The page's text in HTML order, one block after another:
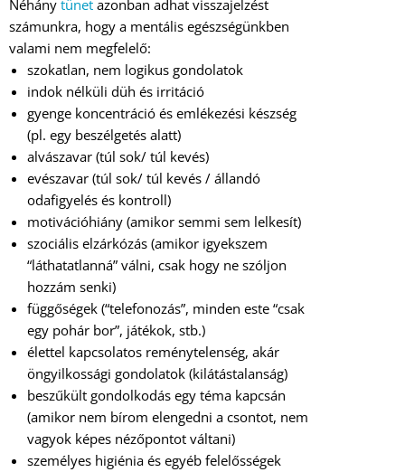
Néhány tünet azonban adhat visszajelzést
számunkra, hogy a mentális egészségünkben
valami nem megfelelő:
szokatlan, nem logikus gondolatok
indok nélküli düh és irritáció
gyenge koncentráció és emlékezési készség
(pl. egy beszélgetés alatt)
alvászavar (túl sok/ túl kevés)
evészavar (túl sok/ túl kevés / állandó
odafigyelés és kontroll)
motivációhiány (amikor semmi sem lelkesít)
szociális elzárkózás (amikor igyekszem
“láthatatlanná” válni, csak hogy ne szóljon
hozzám senki)
függőségek (“telefonozás”, minden este “csak
egy pohár bor”, játékok, stb.)
élettel kapcsolatos reménytelenség, akár
öngyilkossági gondolatok (kilátástalanság)
beszűkült gondolkodás egy téma kapcsán
(amikor nem bírom elengedni a csontot, nem
vagyok képes nézőpontot váltani)
személyes higiénia és egyéb felelősségek